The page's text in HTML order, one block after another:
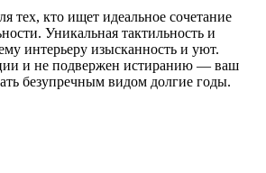
тех, кто ищет идеальное сочетание
Уникальная тактильность и
интерьеру изысканность и уют.
и не подвержен истиранию — ваш
безупречным видом долгие годы.